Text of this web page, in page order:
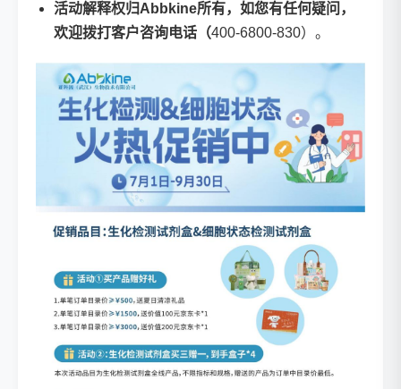
活动解释权归Abbkine所有，如您有任何疑问，
欢迎拨打客户咨询电话（400-6800-830）。